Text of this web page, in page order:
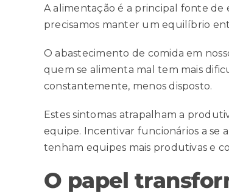
A alimentação é a principal fonte
precisamos manter um equilíbrio
O abastecimento de comida em
quem se alimenta mal tem mais
constantemente, menos disposto.
Estes sintomas atrapalham a
equipe. Incentivar funcionários a se
tenham equipes mais produtivas e
O papel